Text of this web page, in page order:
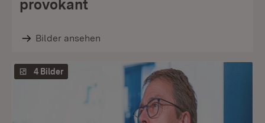
provokant
Bilder ansehen
4 Bilder